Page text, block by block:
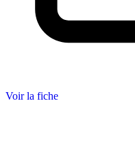
Voir la fiche